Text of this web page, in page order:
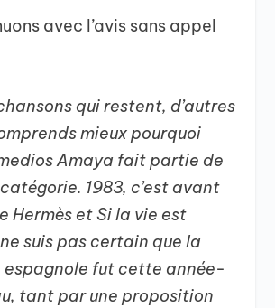
avec l’avis sans appel
qui restent, d’autres
mieux pourquoi
Amaya fait partie de
1983, c’est avant
Hermès et Si la vie est
suis pas certain que la
fut cette année-
tant par une proposition